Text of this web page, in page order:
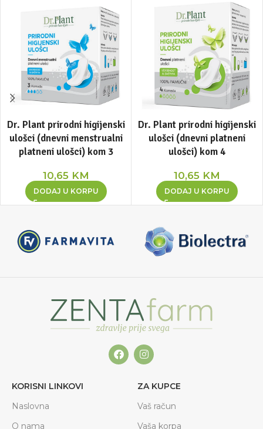
Dr. Plant prirodni higijenski
ulošci (dnevni menstrualni
platneni ulošci) kom 3
10,65 KM
DODAJ U KORPU
Dr. Plant prirodni higijenski
ulošci (dnevni platneni
ulošci) kom 4
10,65 KM
DODAJ U KORPU
KORISNI LINKOVI
Naslovna
O nama
ZA KUPCE
Vaš račun
Vaša korpa